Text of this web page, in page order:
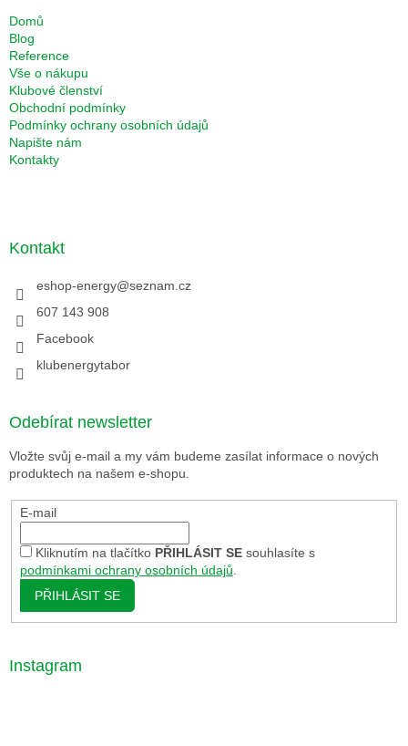
Domů
Blog
Reference
Vše o nákupu
Klubové členství
Obchodní podmínky
Podmínky ochrany osobních údajů
Napište nám
Kontakty
Kontakt
eshop-energy@seznam.cz
607 143 908
Facebook
klubenergytabor
Odebírat newsletter
Vložte svůj e-mail a my vám budeme zasílat informace o nových
produktech na našem e-shopu.
E-mail
Kliknutím na tlačítko PŘIHLÁSIT SEsouhlasíte s
podmínkami ochrany osobních údajů.
PŘIHLÁSIT SE
Instagram